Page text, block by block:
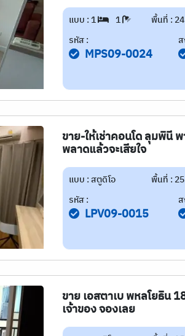
แบบ : 1 1 พื้นที่ :
รหัส :
MPS09-0024
ขาย-ให้เช่าคอนโด ลุมพินี
พลาดแล้วจะเสียใจ
แบบ : สตูดิโอ พื้นที่ :
รหัส :
LPV09-0015
ขาย เอสตาเบ พหลโยธิน
เจ้าของ จองเลย